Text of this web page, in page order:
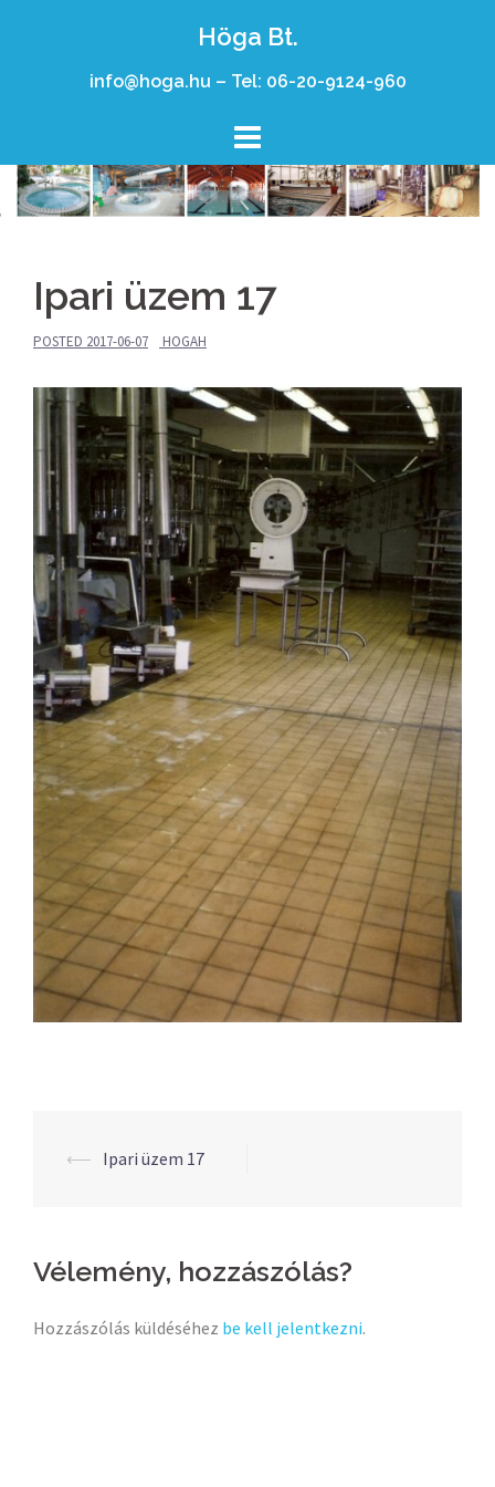
Höga Bt.
info@hoga.hu – Tel: 06-20-9124-960
Ipari üzem 17
POSTED 2017-06-07 HOGAH
Post
⟵ Ipari üzem 17
Vélemény, hozzászólás?
Hozzászólás küldéséhez be kell jelentkezni.